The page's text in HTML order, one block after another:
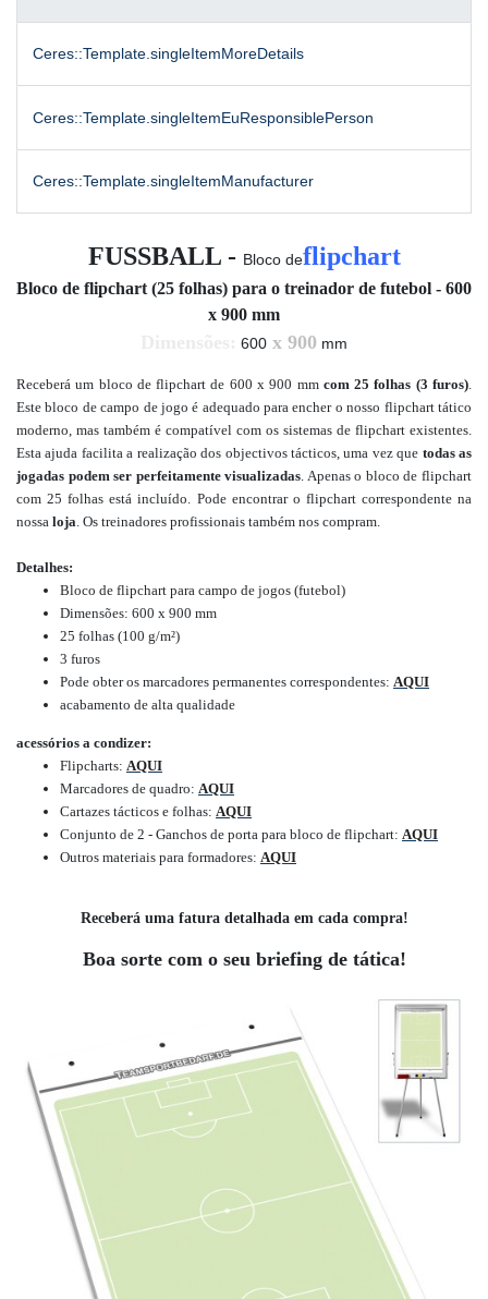
Ceres::Template.singleItemMoreDetails
Ceres::Template.singleItemEuResponsiblePerson
Ceres::Template.singleItemManufacturer
FUSSBALL - Bloco deflipchart
Bloco de flipchart (25 folhas) para o treinador de futebol - 600
x 900 mm
600 x 900 mm
Receberá um bloco de flipchart de 600 x 900 mm com 25 folhas (3 furos).
Este bloco de campo de jogo é adequado para encher o nosso flipchart tático
moderno, mas também é compatível com os sistemas de flipchart existentes.
Esta ajuda facilita a realização dos objectivos tácticos, uma vez que todas as
jogadas podem ser perfeitamente visualizadas. Apenas o bloco de flipchart
com 25 folhas está incluído. Pode encontrar o flipchart correspondente na
nossa loja. Os treinadores profissionais também nos compram.
Detalhes:
Bloco de flipchart para campo de jogos (futebol)
Dimensões: 600 x 900 mm
25 folhas (100 g/m²)
3 furos
Pode obter os marcadores permanentes correspondentes: AQUI
acabamento de alta qualidade
acessórios a condizer:
Flipcharts: AQUI
Marcadores de quadro: AQUI
Cartazes tácticos e folhas: AQUI
Conjunto de 2 - Ganchos de porta para bloco de flipchart: AQUI
Outros materiais para formadores: AQUI
Receberá uma fatura detalhada em cada compra!
Boa sorte com o seu briefing de tática!